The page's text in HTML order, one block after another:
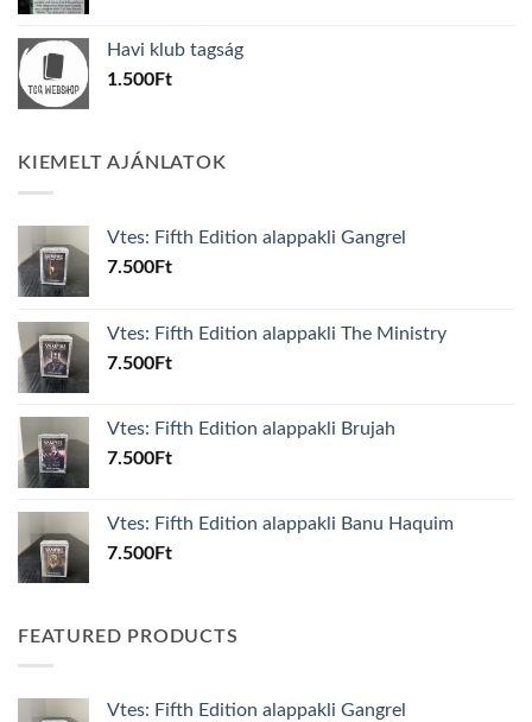
600Ft.100Ft.
Havi klub tagság
1.500Ft
KIEMELT AJÁNLATOK
Vtes: Fifth Edition alappakli Gangrel
7.500Ft
Vtes: Fifth Edition alappakli The Ministry
7.500Ft
Vtes: Fifth Edition alappakli Brujah
7.500Ft
Vtes: Fifth Edition alappakli Banu Haquim
7.500Ft
FEATURED PRODUCTS
Vtes: Fifth Edition alappakli Gangrel